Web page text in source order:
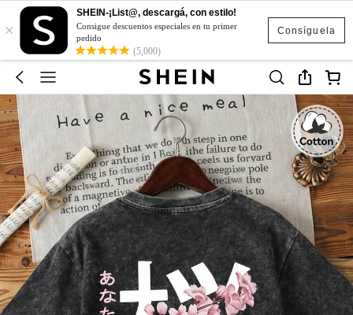
Consíguela
×
SHEIN-¡List@, descargá, con estilo!
Consigue descuentos especiales en tu primer
pedido
(5,000)